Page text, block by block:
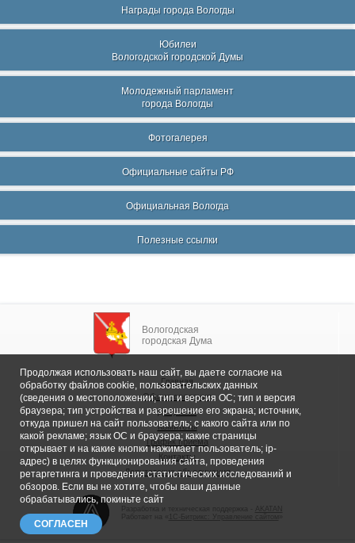
Награды города Вологды
Юбилеи
Вологодской городской Думы
Молодежный парламент
города Вологды
Фотогалерея
Официальные сайты РФ
Официальная Вологда
Полезные ссылки
Вологодская
городская Дума
Главная
Общие сведения
Депутаты
Комитеты
График приема
Контакты
Депутатские объединения
1С-Битрикс: Управление сайтом
Продолжая использовать наш сайт, вы даете согласие на
обработку файлов cookie, пользовательских данных
(сведения о местоположении; тип и версия ОС; тип и версия
браузера; тип устройства и разрешение его экрана; источник,
откуда пришел на сайт пользователь; с какого сайта или по
какой рекламе; язык ОС и браузера; какие страницы
открывает и на какие кнопки нажимает пользователь; ip-
адрес) в целях функционирования сайта, проведения
ретаргетинга и проведения статистических исследований и
обзоров. Если вы не хотите, чтобы ваши данные
обрабатывались, покиньте сайт
СОГЛАСЕН